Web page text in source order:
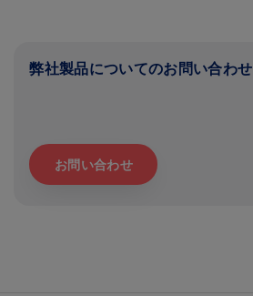
弊社製品についてのお問い合わせ
お問い合わせ